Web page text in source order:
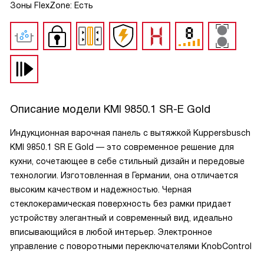
Зоны FlexZone: Есть
Описание модели KMI 9850.1 SR-E Gold
Индукционная варочная панель с вытяжкой Kuppersbusch
KMI 9850.1 SR E Gold — это современное решение для
кухни, сочетающее в себе стильный дизайн и передовые
технологии. Изготовленная в Германии, она отличается
высоким качеством и надежностью. Черная
стеклокерамическая поверхность без рамки придает
устройству элегантный и современный вид, идеально
вписывающийся в любой интерьер. Электронное
управление с поворотными переключателями KnobControl